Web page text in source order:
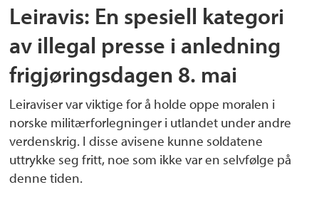
Leiravis: En spesiell kategori
av illegal presse i anledning
frigjøringsdagen 8. mai
Leiraviser var viktige for å holde oppe moralen i
norske militærforlegninger i utlandet under andre
verdenskrig. I disse avisene kunne soldatene
uttrykke seg fritt, noe som ikke var en selvfølge på
denne tiden.